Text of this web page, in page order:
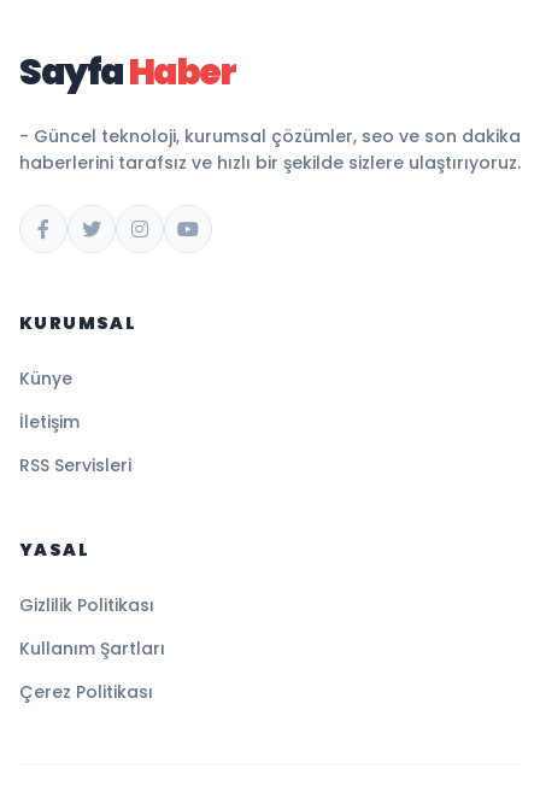
SayfaHaber
- Güncel teknoloji, kurumsal çözümler, seo ve son dakika
haberlerini tarafsız ve hızlı bir şekilde sizlere ulaştırıyoruz.
KURUMSAL
Künye
İletişim
RSS Servisleri
YASAL
Gizlilik Politikası
Kullanım Şartları
Çerez Politikası